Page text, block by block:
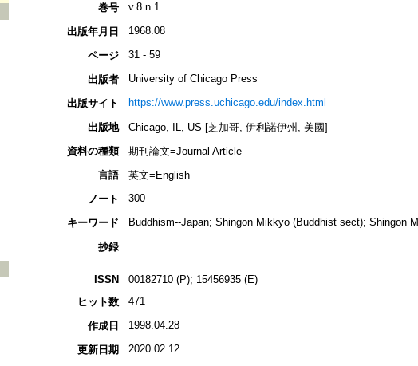
巻号 v.8 n.1
出版年月日 1968.08
ページ 31 - 59
出版者 University of Chicago Press
出版サイト https://www.press.uchicago.edu/index.html
出版地
Chicago, IL, US [芝加哥, 伊利諾伊州, 美國]
資料の種類
期刊論文=Journal Article
言語
英文=English
ノート
300
キーワード Buddhism--Japan; Shingon Mikkyo (Buddhist sect); Shingon
抄録
ISSN
00182710 (P); 15456935 (E)
ヒット数
471
作成日 1998.04.28
更新日期 2020.02.12